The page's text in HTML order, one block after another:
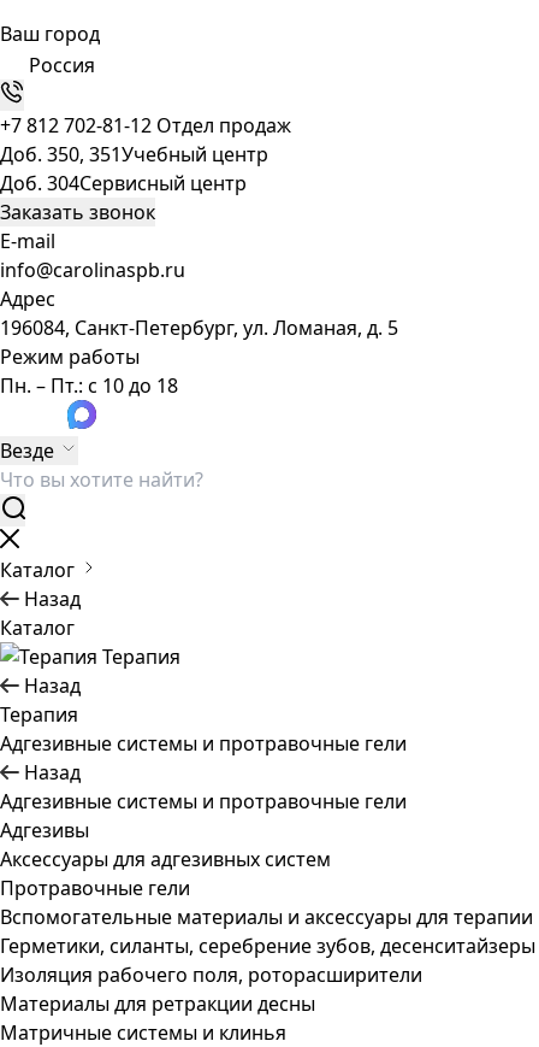
Ваш город
Россия
+7 812 702-81-12 Отдел продаж
Доб. 350, 351Учебный центр
Доб. 304Сервисный центр
Заказать звонок
E-mail
info@carolinaspb.ru
Адрес
196084, Санкт-Петербург, ул. Ломаная, д. 5
Режим работы
Пн. – Пт.: с 10 до 18
Везде
Каталог
Назад
Каталог
Терапия
Назад
Терапия
Адгезивные системы и протравочные гели
Назад
Адгезивные системы и протравочные гели
Адгезивы
Аксессуары для адгезивных систем
Протравочные гели
Вспомогательные материалы и аксессуары для терапии
Герметики, силанты, серебрение зубов, десенситайзеры
Изоляция рабочего поля, роторасширители
Материалы для ретракции десны
Матричные системы и клинья